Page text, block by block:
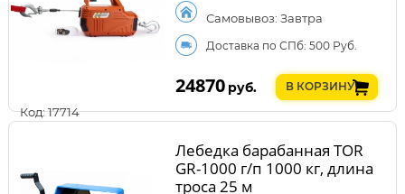
Код: 17714
Самовывоз: Завтра
Доставка по СПб: 500 Руб.
24870 руб. В КОРЗИНУ
Лебедка барабанная TOR
GR-1000 г/п 1000 кг, длина
троса 25 м